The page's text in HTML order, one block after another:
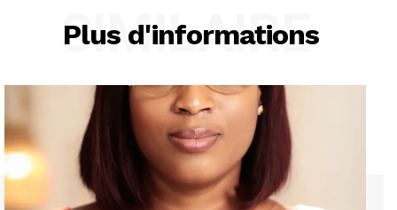
Plus d'informations
SIMILAIRE